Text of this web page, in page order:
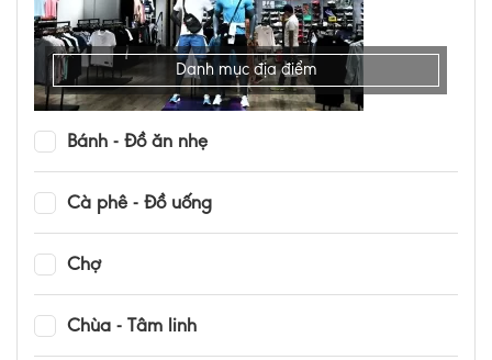
Danh mục địa điểm
Bánh - Đồ ăn nhẹ
Cà phê - Đồ uống
Chợ
Chùa - Tâm linh